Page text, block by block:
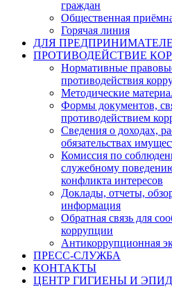
граждан
Общественная
Горячая линия
ДЛЯ
ПРОТИВОДЕЙСТВИЕ
Нормативные
противодействия
Методические
Формы документов,
противодействием
Сведения о доходах,
обязательствах
Комиссия по
служебному
конфликта интересов
Доклады, отчеты,
информация
Обратная связь для
коррупции
Антикоррупционная
ПРЕСС-СЛУЖБА
КОНТАКТЫ
ЦЕНТР ГИГИЕНЫ И